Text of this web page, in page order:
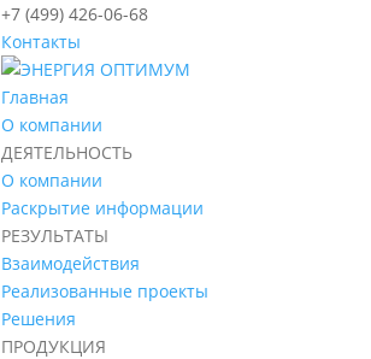
+7 (499) 426-06-68
Контакты
Главная
О компании
ДЕЯТЕЛЬНОСТЬ
О компании
Раскрытие информации
РЕЗУЛЬТАТЫ
Взаимодействия
Реализованные проекты
Решения
ПРОДУКЦИЯ